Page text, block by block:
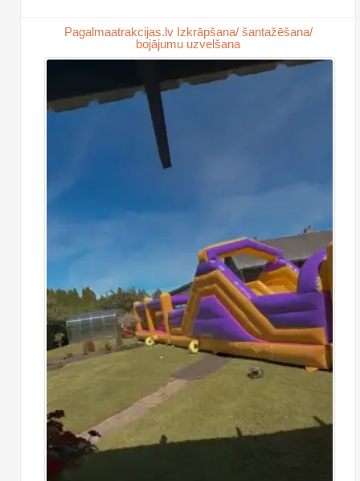
Pagalmaatrakcijas.lv Izkrāpšana/ šantažēšana/
bojājumu uzvelšana